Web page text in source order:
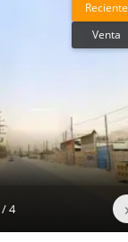
Reciente
Venta
/ 4